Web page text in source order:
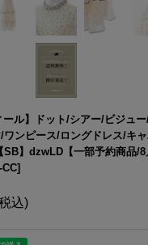
ル】ドット/シアー/ビジュ
ワンピース/ロングドレス/キ
】dzwLD【一部予約商品/8
]
込)